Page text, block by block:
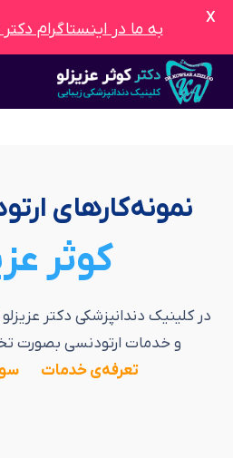
نمونه‌کار‌های
کوثر
در کلینیک دندانپزشکی دکتر
و خدمات ارتودنسی بصورت
تعرفه‌ی خدمات
به ما در اینستاگرام
X